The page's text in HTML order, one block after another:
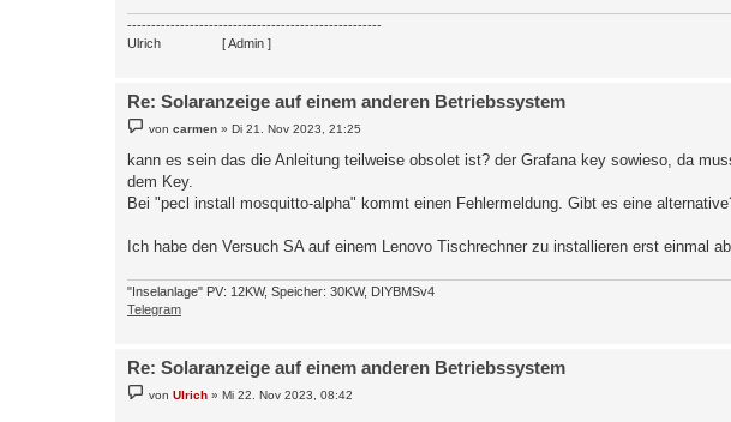
-----------------------------------------------------
Ulrich
[ Admin ]
Re: Solaranzeige auf einem anderen Betriebssystem
e
t
r
a
g
voncarmen »Di 21. Nov 2023, 21:25
kann es sein das die Anleitung teilweise obsolet ist? der Grafana key sowieso, da
dem Key.
Bei "pecl install mosquitto-alpha" kommt einen Fehlermeldung. Gibt es eine
Ich habe den Versuch SA auf einem Lenovo Tischrechner zu installieren erst einmal
"Inselanlage" PV: 12KW, Speicher: 30KW, DIYBMSv4
Telegram
Re: Solaranzeige auf einem anderen Betriebssystem
vonUlrich » Mi 22. Nov 2023, 08:42